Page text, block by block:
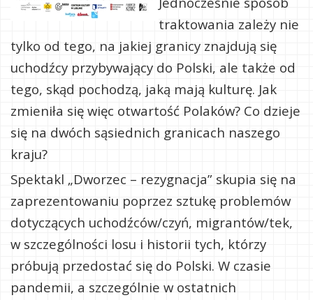
traktowania zależy nie
tylko od tego, na jakiej granicy znajdują się
uchodźcy przybywający do Polski, ale także od
tego, skąd pochodzą, jaką mają kulturę. Jak
zmieniła się więc otwartość Polaków? Co dzieje
się na dwóch sąsiednich granicach naszego
kraju?
Spektakl „Dworzec – rezygnacja” skupia się na
zaprezentowaniu poprzez sztukę problemów
dotyczących uchodźców/czyń, migrantów/tek,
w szczególności losu i historii tych, którzy
próbują przedostać się do Polski. W czasie
pandemii, a szczególnie w ostatnich